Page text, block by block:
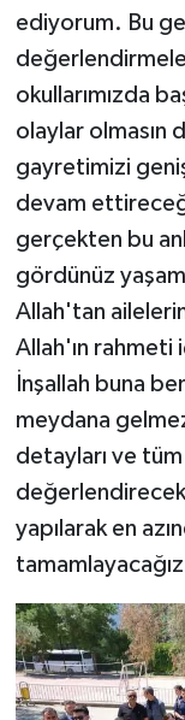
ediyorum. Bu
okullarımızda
olaylar olmasın
gayretimizi
devam
gerçekten bu
gördünüz
Allah'tan
Allah'ın rahmeti
İnşallah buna
meydana
detayları ve
yapılarak en